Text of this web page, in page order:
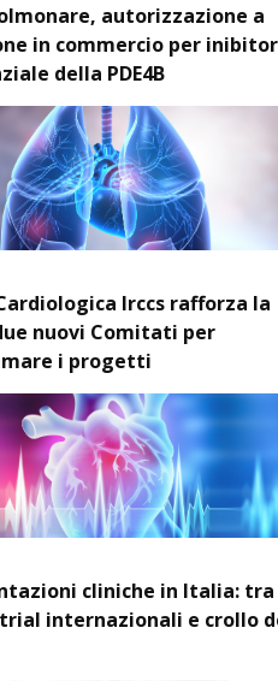
autorizzazione a
in commercio per
della PDE4B
Irccs rafforza la
nuovi Comitati per
i progetti
cliniche in Italia: tra
internazionali e crollo